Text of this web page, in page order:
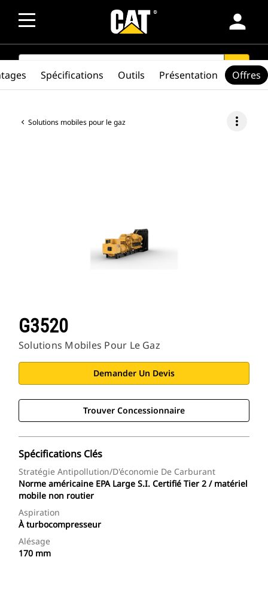
person
SEARCH search
Solutions mobiles pour le gaz more_vert
G3520
Solutions Mobiles Pour Le Gaz
Demander Un Devis
Trouver Concessionnaire
Spécifications Clés
Stratégie Antipollution/d'économie De Carburant
Norme américaine EPA Large S.I. Certifié Tier 2 / matériel
mobile non routier
Aspiration
À turbocompresseur
Alésage
170 mm
Spécifications Outils Présentation Offres